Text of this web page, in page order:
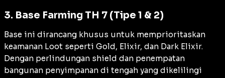
3. Base Farming TH 7 (Tipe 1 & 2)
Base ini dirancang khusus untuk memprioritaskan
keamanan Loot seperti Gold, Elixir, dan Dark Elixir.
Dengan perlindungan shield dan penempatan
bangunan penyimpanan di tengah yang dikelilingi